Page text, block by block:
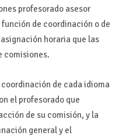
profesorado asesor
de coordinación o de
horaria que las
comisiones.
de cada idioma
el profesorado que
de su comisión, y la
general y el